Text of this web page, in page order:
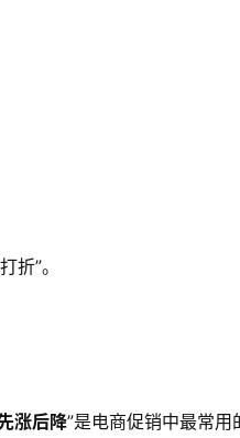
折”。
涨后降”是电商促销中最常用